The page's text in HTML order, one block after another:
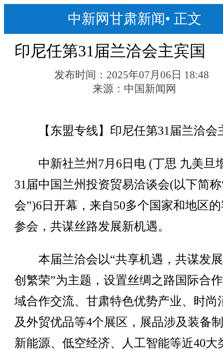
中新网甘肃新闻• 正文
印尼任第31届兰洽会主宾国
发布时间： 2025年07月06日 18:48
来源： 中国新闻网
【东盟专线】印尼任第31届兰洽会
中新社兰州7月6日电 (丁思 九美旦
31届中国兰州投资贸易洽谈会(以下简
会”)6日开幕，来自50多个国家和地区
参会，共谋丝路发展新机遇。
本届兰洽会以“共享机遇，共谋发
创繁荣”为主题，设置丝绸之路国际合
域合作交流、甘肃特色优势产业、时尚
及外贸优品等4个展区，展品涉及装备
新能源、低空经济、人工智能等近40大